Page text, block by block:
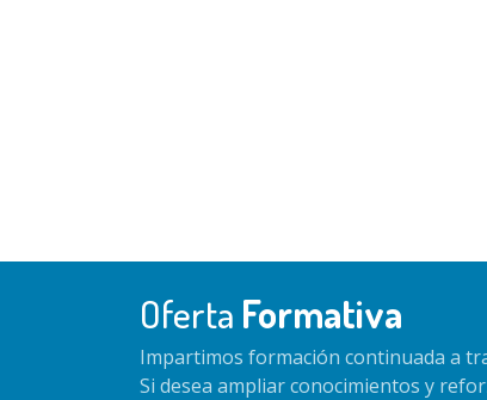
Oferta Formativa
Impartimos formación continuada a
Si desea ampliar conocimientos y